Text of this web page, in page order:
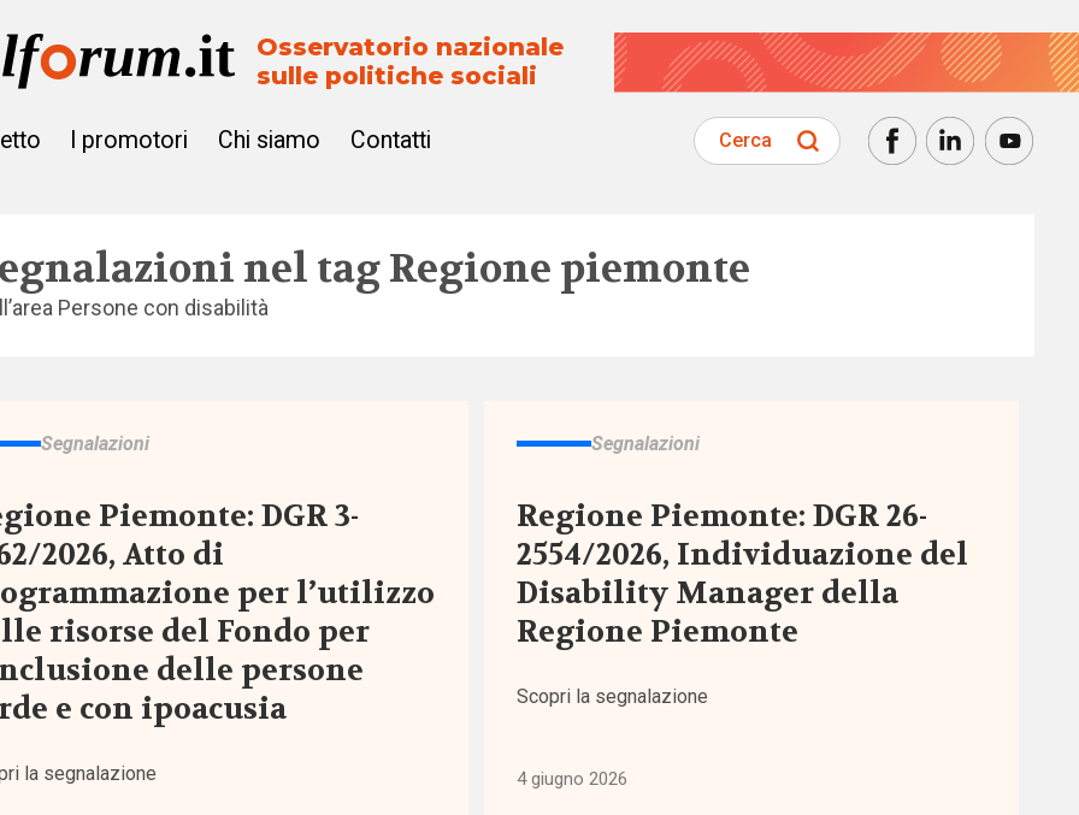
Osservatorio nazionale
sulle politiche sociali
I promotori Chi siamo Contatti Cerca
nel tagRegione piemonte
Persone con disabilità
Segnalazioni
Piemonte: DGR 3-
2026, Atto di
per l’utilizzo
risorse del Fondo per
delle persone
e con ipoacusia
la segnalazione
Segnalazioni
Regione Piemonte: DGR 26-
2554/2026, Individuazione del
Disability Manager della
Regione Piemonte
Scopri la segnalazione
4 giugno 2026